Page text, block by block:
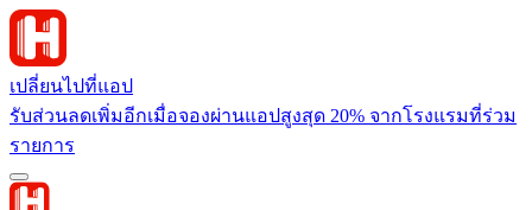
เปลี่ยนไปที่แอป
รับส่วนลดเพิ่มอีกเมื่อจองผ่านแอปสูงสุด 20% จากโรงแรมที่ร่วม
รายการ